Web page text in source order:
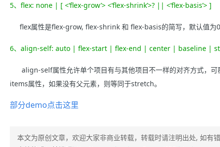
5、flex: none | [ <‘flex-grow’> <‘flex-shrink’>? || <‘flex-basis’> ]
flex属性是flex-grow, flex-shrink 和 flex-basis的简写，默认值为
6、align-self: auto | flex-start | flex-end | center | baseline |
align-self属性允许单个项目有与其他项目不一样的对齐方式，
items属性，如果没有父元素，则等同于stretch。
部分demo点击这里
本文为原创文章，欢迎大家非商业转载，转载时请注明出处, 如有